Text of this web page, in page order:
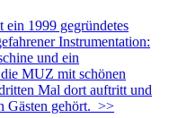
1999 gegründetes
Instrumentation:
und ein
MUZ mit schönen
Mal dort auftritt und
Gästen gehört. >>